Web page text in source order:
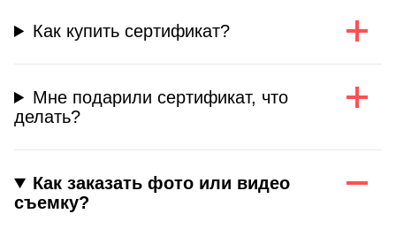
Как купить сертификат?
Мне подарили сертификат, что
делать?
Как заказать фото или видео
съемку?